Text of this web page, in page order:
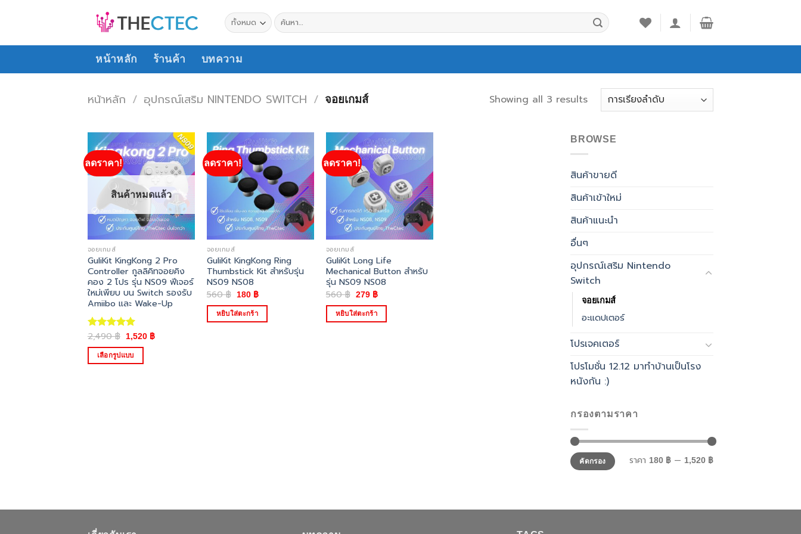
ค้นหา:
หน้าหลัก ร้านค้า บทความ
หน้าหลัก / อุปกรณ์เสริม NINTENDO SWITCH / จอยเกมส์ Showing all 3 results
ลดราคา! Add to
wishlist
สินค้าหมดแล้ว
จอยเกมส์
GuliKit KingKong 2 Pro
Controller กูลลิคิทจอยคิง
คอง 2 โปร รุ่น NS09 ฟีเจอร์
ใหม่เพียบ บน Switch รองรับ
Amiibo และ Wake-Up
ให้คะแนน
5.00ตั้งแต่
1-5
คะแนน
2,490฿ Original
price
was:
2,490 ฿.
1,520 ฿Current
เลือกรูปแบบ
on
ลดราคา! Add to
wishlist
จอยเกมส์
GuliKit KingKong Ring
Thumbstick Kit สำหรับรุ่น
NS09 NS08
560฿ Original
price
was:
560 ฿.
180 ฿Current
price
is:
180 ฿.
หยิบใส่ตะกร้า
ลดราคา! Add to
wishlist
จอยเกมส์
GuliKit Long Life
Mechanical Button สำหรับ
รุ่น NS09 NS08
560฿ Original
price
was:
560 ฿.
279 ฿Current
price
is:
279 ฿.
หยิบใส่ตะกร้า
BROWSE
สินค้าขายดี
สินค้าเข้าใหม่
สินค้าแนะนำ
อื่นๆ
อุปกรณ์เสริม Nintendo
Switch
จอยเกมส์
อะแดปเตอร์
โปรเจคเตอร์
โปรโมชั่น 12.12 มาทำบ้านเป็นโรง
หนังกัน :)
กรองตามราคา
ราคา
ต่ำ
สุด
ราคา
สูงสุดคัดกรอง ราคา 180 ฿ — 1,520 ฿